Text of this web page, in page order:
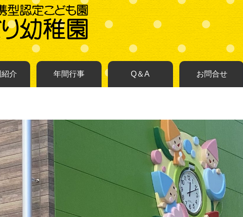
介 年間行事 Q＆A お問合せ